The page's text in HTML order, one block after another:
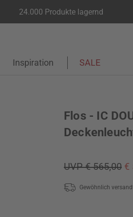
24.000 Produkte lagernd
Inspiration SALE
Flos - IC
UVP € 565,00 €
Gewöhnlich